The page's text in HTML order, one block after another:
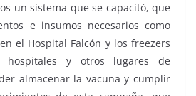
un sistema que se capacitó, que
e insumos necesarios como
el Hospital Falcón y los freezers
hospitales y otros lugares de
almacenar la vacuna y cumplir